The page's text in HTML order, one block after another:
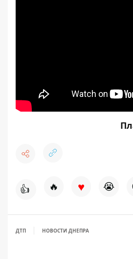
👍 🔥 ♥ 😭
ДТП НОВОСТИ ДНЕПРА